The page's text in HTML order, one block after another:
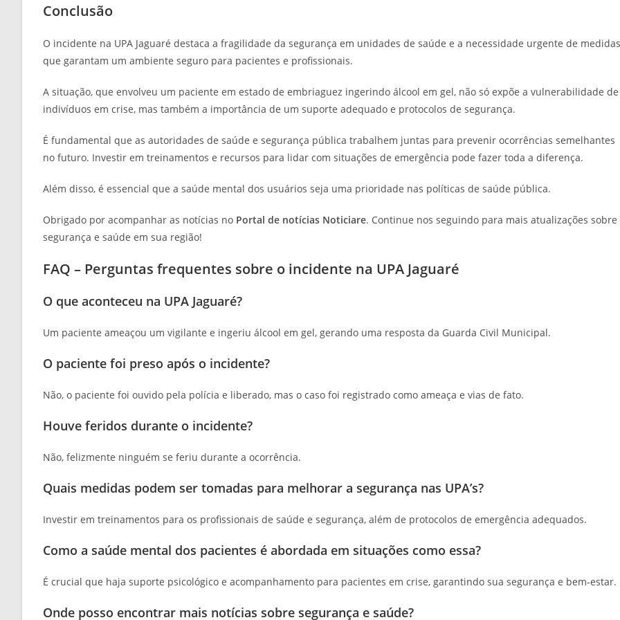
Conclusão
O incidente na UPA Jaguaré destaca a fragilidade da segurança em unidades de saúde e a necessidade urgente de medidas
que garantam um ambiente seguro para pacientes e profissionais.
A situação, que envolveu um paciente em estado de embriaguez ingerindo álcool em gel, não só expõe a vulnerabilidade de
indivíduos em crise, mas também a importância de um suporte adequado e protocolos de segurança.
É fundamental que as autoridades de saúde e segurança pública trabalhem juntas para prevenir ocorrências semelhantes
no futuro. Investir em treinamentos e recursos para lidar com situações de emergência pode fazer toda a diferença.
Além disso, é essencial que a saúde mental dos usuários seja uma prioridade nas políticas de saúde pública.
Obrigado por acompanhar as notícias no Portal de notícias Noticiare. Continue nos seguindo para mais atualizações sobre
segurança e saúde em sua região!
FAQ – Perguntas frequentes sobre o incidente na UPA Jaguaré
O que aconteceu na UPA Jaguaré?
Um paciente ameaçou um vigilante e ingeriu álcool em gel, gerando uma resposta da Guarda Civil Municipal.
O paciente foi preso após o incidente?
Não, o paciente foi ouvido pela polícia e liberado, mas o caso foi registrado como ameaça e vias de fato.
Houve feridos durante o incidente?
Não, felizmente ninguém se feriu durante a ocorrência.
Quais medidas podem ser tomadas para melhorar a segurança nas UPA’s?
Investir em treinamentos para os profissionais de saúde e segurança, além de protocolos de emergência adequados.
Como a saúde mental dos pacientes é abordada em situações como essa?
É crucial que haja suporte psicológico e acompanhamento para pacientes em crise, garantindo sua segurança e bem-estar.
Onde posso encontrar mais notícias sobre segurança e saúde?